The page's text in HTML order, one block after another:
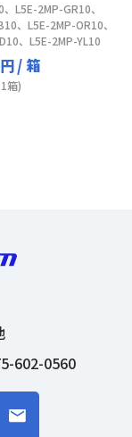
L5E-2MP-GR10、
、L5E-2MP-OR10、
、L5E-2MP-YL10
円/ 箱
箱)
602-0560